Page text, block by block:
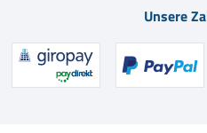
Unsere